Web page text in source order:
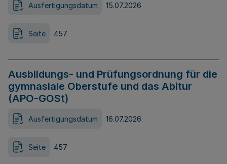
Ausfertigungsdatum 15.07.2026
Seite 457
Ausbildungs- und Prüfungsordnung für die
gymnasiale Oberstufe und das Abitur
(APO-GOSt)
Ausfertigungsdatum 16.07.2026
Seite 457